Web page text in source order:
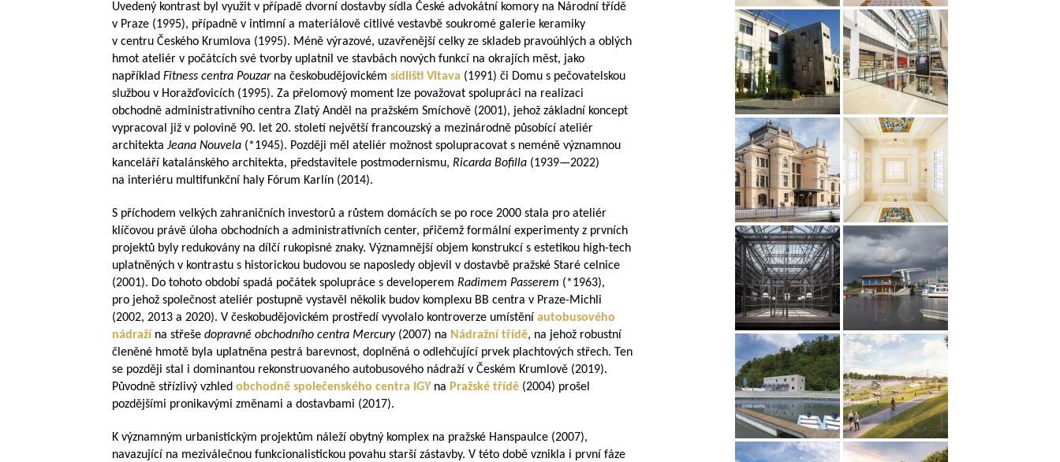
Uvedený kontrast byl využit v případě dvorní dostavby sídla České advokátní komory na Národní třídě
v Praze (1995), případně v intimní a materiálově citlivé vestavbě soukromé galerie keramiky
v centru Českého Krumlova (1995). Méně výrazové, uzavřenější celky ze skladeb pravoúhlých a oblých
hmot ateliér v počátcích své tvorby uplatnil ve stavbách nových funkcí na okrajích měst, jako
například Fitness centra Pouzarna českobudějovickém sídlišti Vltava (1991) či Domu s pečovatelskou
službou v Horažďovicích (1995). Za přelomový moment lze považovat spolupráci na realizaci
obchodně administrativního centra Zlatý Anděl na pražském Smíchově (2001), jehož základní koncept
vypracoval již v polovině 90. let 20. století největší francouzský a mezinárodně působící ateliér
architekta Jeana Nouvela (*1945). Později měl ateliér možnost spolupracovat s neméně významnou
kanceláří katalánského architekta, představitele postmodernismu, Ricarda Bofilla (1939—2022)
na interiéru multifunkční haly Fórum Karlín (2014).
S příchodem velkých zahraničních investorů a růstem domácích se po roce 2000 stala pro ateliér
klíčovou právě úloha obchodních a administrativních center, přičemž formální experimenty z prvních
projektů byly redukovány na dílčí rukopisné znaky. Významnější objem konstrukcí s estetikou high-tech
uplatněných v kontrastu s historickou budovou se naposledy objevil v dostavbě pražské Staré celnice
(2001). Do tohoto období spadá počátek spolupráce s developerem Radimem Passerem (*1963),
pro jehož společnost ateliér postupně vystavěl několik budov komplexu BB centra v Praze-Michli
(2002, 2013 a 2020). V českobudějovickém prostředí vyvolalo kontroverze umístění autobusového
nádraží na střeše dopravně obchodního centra Mercury(2007) na Nádražní třídě, na jehož robustní
členěné hmotě byla uplatněna pestrá barevnost, doplněná o odlehčující prvek plachtových střech. Ten
se později stal i dominantou rekonstruovaného autobusového nádraží v Českém Krumlově (2019).
Původně střízlivý vzhled obchodně společenského centra IGY na Pražské třídě (2004) prošel
pozdějšími pronikavými změnami a dostavbami (2017).
K významným urbanistickým projektům náleží obytný komplex na pražské Hanspaulce (2007),
navazující na meziválečnou funkcionalistickou povahu starší zástavby. V této době vznikla i první fáze